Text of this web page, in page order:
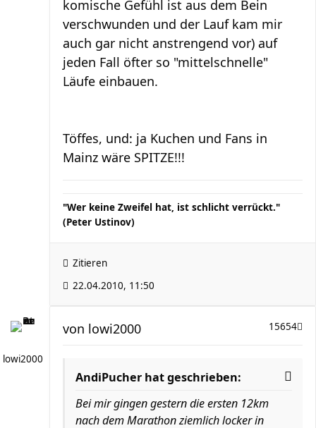
komische Gefühl ist aus dem Bein
verschwunden und der Lauf kam mir
auch gar nicht anstrengend vor) auf
jeden Fall öfter so "mittelschnelle"
Läufe einbauen.
Töffes, und: ja Kuchen und Fans in
Mainz wäre SPITZE!!!
"Wer keine Zweifel hat, ist schlicht verrückt."
(Peter Ustinov)
Zitieren
22.04.2010, 11:50
lowi2000
15654
von lowi2000
AndiPucher hat geschrieben:
Bei mir gingen gestern die ersten 12km
nach dem Marathon ziemlich locker in